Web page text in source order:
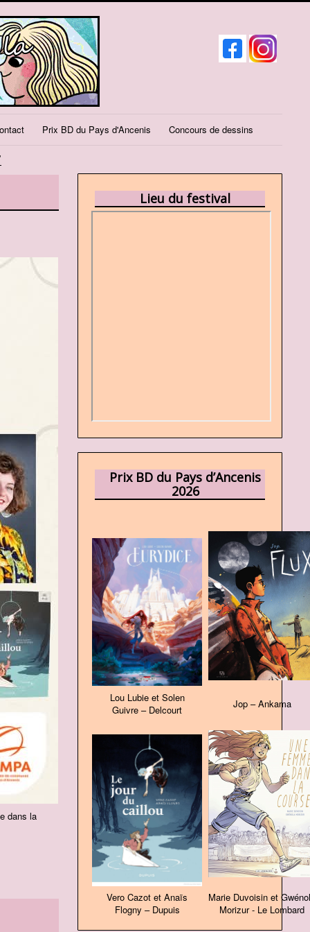
Prix BD du Pays d'Ancenis Concours de dessins
dans la
Lieu du festival
Prix BD du Pays d’Ancenis
2026
Lou Lubie et Solen
Guivre – Delcourt
Jop – Ankama
Vero Cazot et Anaïs
Flogny – Dupuis
Marie Duvoisin et
Morizur - Le Lombard